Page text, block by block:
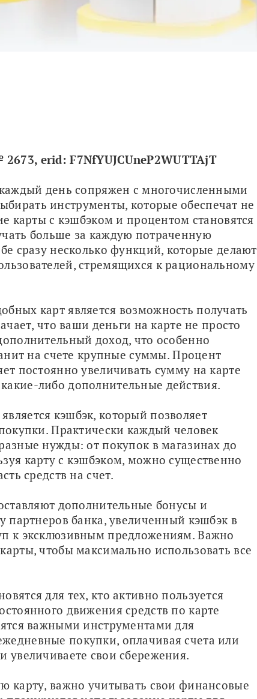
erid: F7NfYUJCUneP2WUTTAjT
день сопряжен с многочисленными
инструменты, которые обеспечат не
карты с кэшбэком и процентом становятся
больше за каждую потраченную
сразу несколько функций, которые делают
стремящихся к рациональному
карт является возможность получать
что ваши деньги на карте не просто
доход, что особенно
на счете крупные суммы. Процент
постоянно увеличивать сумму на карте
либо дополнительные действия.
кэшбэк, который позволяет
Практически каждый человек
нужды: от покупок в магазинах до
карту с кэшбэком, можно существенно
средств на счет.
дополнительные бонусы и
партнеров банка, увеличенный кэшбэк в
к эксклюзивным предложениям. Важно
чтобы максимально использовать все
для тех, кто активно пользуется
движения средств по карте
важными инструментами для
покупки, оплачивая счета или
увеличиваете свои сбережения.
карту, важно учитывать свои финансовые